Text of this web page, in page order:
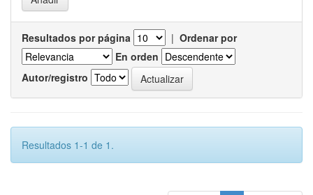
Resultados por página | Ordenar por
En orden
Autor/registro
Resultados 1-1 de 1.